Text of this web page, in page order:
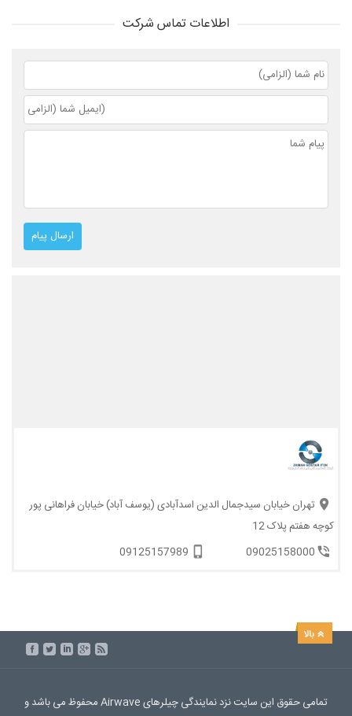
اطلاعات تماس شرکت
تهران خیابان سیدجمال الدین اسدآبادی (یوسف آباد) خیابان فراهانی پور
کوچه هفتم پلاک 12
09025158000
09125157989
تمامی حقوق این سایت نزد نمایندگی چیلرهای Airwave محفوظ می باشد و